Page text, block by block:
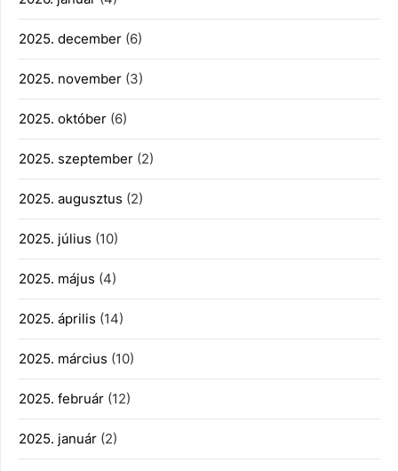
2025. december (6)
2025. november (3)
2025. október (6)
2025. szeptember (2)
2025. augusztus (2)
2025. július (10)
2025. május (4)
2025. április (14)
2025. március (10)
2025. február (12)
2025. január (2)